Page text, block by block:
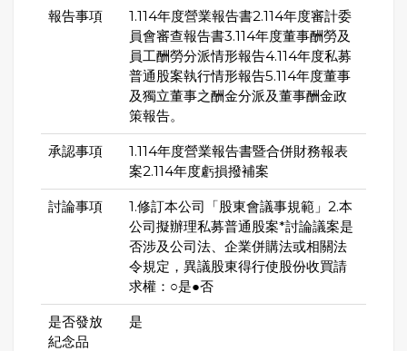
報告事項
1.114年度營業報告書2.114年度審計委
員會審查報告書3.114年度董事酬勞及
員工酬勞分派情形報告4.114年度私募
普通股案執行情形報告5.114年度董事
及獨立董事之酬金分派及董事酬金政
策報告。
承認事項
1.114年度營業報告書暨合併財務報表
案2.114年度虧損撥補案
討論事項
1.修訂本公司「股東會議事規範」2.本
公司擬辦理私募普通股案*討論議案是
否涉及公司法、企業併購法或相關法
令規定，異議股東得行使股份收買請
求權：○是●否
是否發放
紀念品
是